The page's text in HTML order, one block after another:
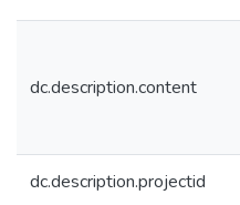
dc.description.content
dc.description.projectid